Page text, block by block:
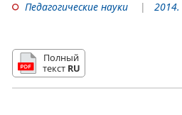
Педагогические науки
Полный
текст RU